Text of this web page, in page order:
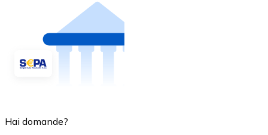
Hai domande?